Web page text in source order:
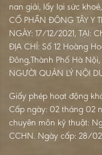
nan giải, lấy lại sức
CỔ PHẦN ĐÔNG TÂY Y
NGÀY: 17/12/2021, TẠI:
ĐỊA CHỈ: Số 12 Hoàng
Đông,Thành Phố Hà
NGƯỜI QUẢN LÝ NỘI
Giấy phép hoạt động
Cấp ngày: 02 tháng 02
chuyên môn kỹ thuật:
CCHN. Ngày cấp: 28/